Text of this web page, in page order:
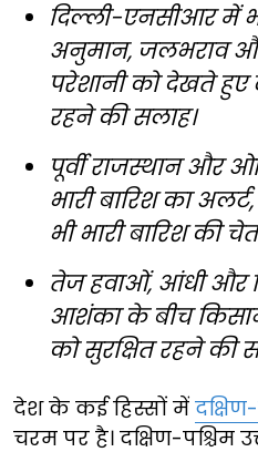
दिल्ली-एनसीआर में
अनुमान, जलभराव
परेशानी को देखते हुए
रहने की सलाह।
पूर्वी राजस्थान और
भारी बारिश का
भी भारी बारिश की
तेज हवाओं, आंधी और
आशंका के बीच
को सुरक्षित रहने की
देश के कई हिस्सों में
चरम पर है। दक्षिण-